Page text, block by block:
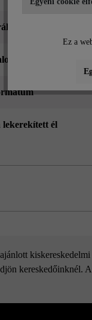
közlekedésre
lekerekített él
kereskedőinknél.
Ez a